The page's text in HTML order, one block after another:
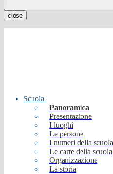
close
Scuola
Panoramica
Presentazione
I luoghi
Le persone
I numeri della scuola
Le carte della scuola
Organizzazione
La storia